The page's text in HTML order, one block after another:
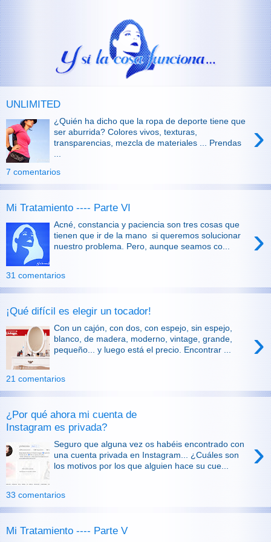
UNLIMITED
›
¿Quién ha dicho que la ropa de deporte tiene que
ser aburrida? Colores vivos, texturas,
transparencias, mezcla de materiales ... Prendas
...
7 comentarios
Mi Tratamiento ---- Parte VI
›
Acné, constancia y paciencia son tres cosas que
tienen que ir de la mano si queremos solucionar
nuestro problema. Pero, aunque seamos co...
31 comentarios
¡Qué difícil es elegir un tocador!
›
Con un cajón, con dos, con espejo, sin espejo,
blanco, de madera, moderno, vintage, grande,
pequeño... y luego está el precio. Encontrar ...
21 comentarios
¿Por qué ahora mi cuenta de
Instagram es privada?
›
Seguro que alguna vez os habéis encontrado con
una cuenta privada en Instagram... ¿Cuáles son
los motivos por los que alguien hace su cue...
33 comentarios
Mi Tratamiento ---- Parte V